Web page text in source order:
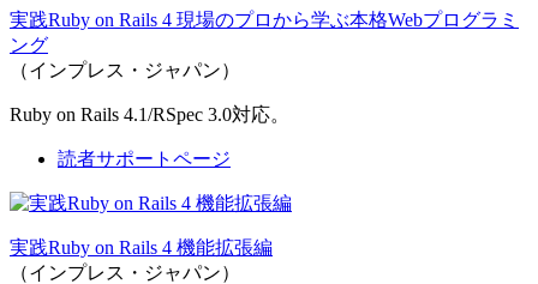
実践Ruby on Rails 4 現場のプロから学ぶ本格Webプログラミ
ング
（インプレス・ジャパン）
Ruby on Rails 4.1/RSpec 3.0対応。
読者サポートページ
実践Ruby on Rails 4 機能拡張編
（インプレス・ジャパン）